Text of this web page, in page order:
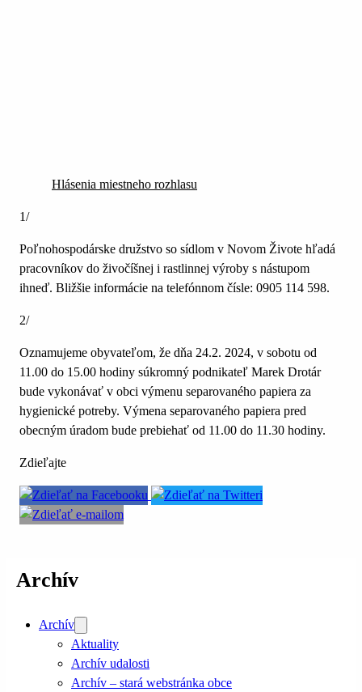
Hlásenia miestneho rozhlasu
1/
Poľnohospodárske družstvo so sídlom v Novom Živote hľadá
pracovníkov do živočíšnej i rastlinnej výroby s nástupom
ihneď. Bližšie informácie na telefónnom čísle: 0905 114 598.
2/
Oznamujeme obyvateľom, že dňa 24.2. 2024, v sobotu od
11.00 do 15.00 hodiny súkromný podnikateľ Marek Drotár
bude vykonávať v obci výmenu separovaného papiera za
hygienické potreby. Výmena separovaného papiera pred
obecným úradom bude prebiehať od 11.00 do 11.30 hodiny.
Zdieľajte
Archív
Archív
Aktuality
Archív udalosti
Archív – stará webstránka obce